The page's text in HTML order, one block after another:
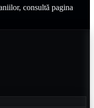
consultă pagina